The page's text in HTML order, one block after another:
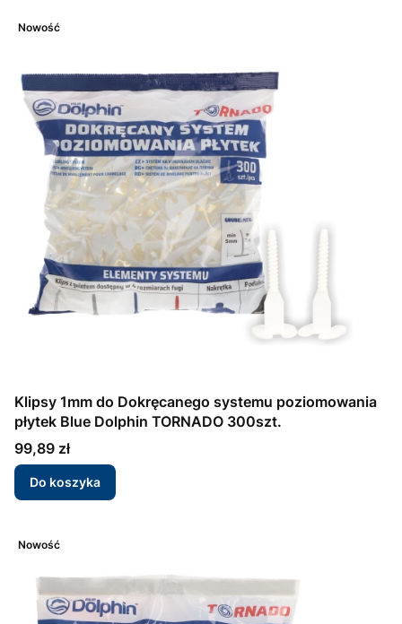
Nowość
Klipsy 1mm do Dokręcanego systemu poziomowania
płytek Blue Dolphin TORNADO 300szt.
Cena
99,89 zł
Do koszyka
Nowość